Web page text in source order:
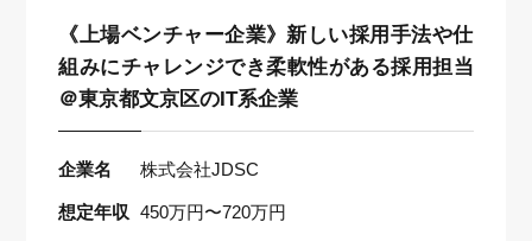
《上場ベンチャー企業》新しい採用手法や仕
組みにチャレンジでき柔軟性がある採用担当
＠東京都文京区のIT系企業
企業名 株式会社JDSC
想定年収 450万円〜720万円